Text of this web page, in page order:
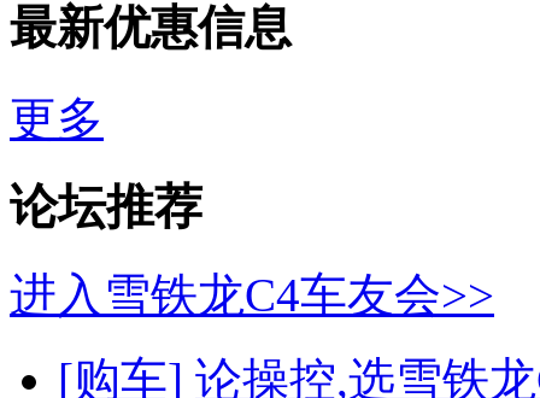
最新优惠信息
更多
论坛推荐
进入雪铁龙C4车友会>>
[购车] 论操控,选雪铁